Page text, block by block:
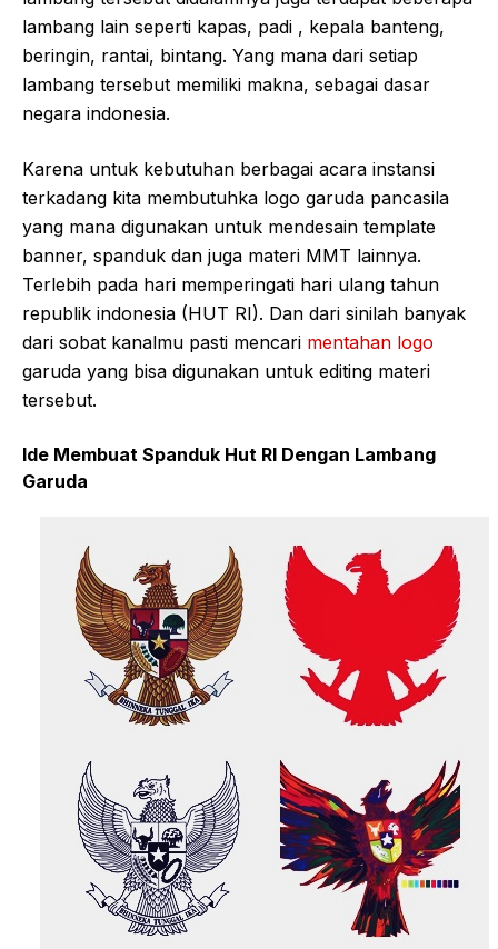
lambang lain seperti kapas, padi , kepala banteng,
beringin, rantai, bintang. Yang mana dari setiap
lambang tersebut memiliki makna, sebagai dasar
negara indonesia.
Karena untuk kebutuhan berbagai acara instansi
terkadang kita membutuhka logo garuda pancasila
yang mana digunakan untuk mendesain template
banner, spanduk dan juga materi MMT lainnya.
Terlebih pada hari memperingati hari ulang tahun
republik indonesia (HUT RI). Dan dari sinilah banyak
dari sobat kanalmu pasti mencari mentahan logo
garuda yang bisa digunakan untuk editing materi
tersebut.
Ide Membuat Spanduk Hut RI Dengan Lambang
Garuda